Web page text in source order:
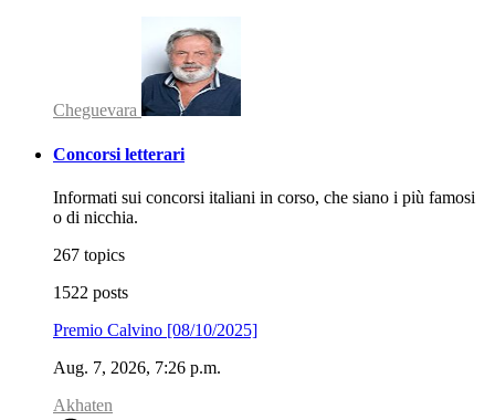
Cheguevara
Concorsi letterari
Informati sui concorsi italiani in corso, che siano i più famosi
o di nicchia.
267 topics
1522 posts
Premio Calvino [08/10/2025]
Aug. 7, 2026, 7:26 p.m.
Akhaten